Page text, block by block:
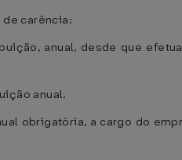
carência:
anual, desde que
anual.
obrigatória, a cargo do